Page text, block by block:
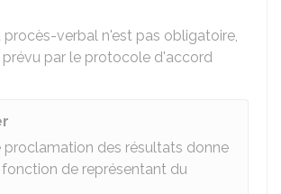
procès-verbal n'est pas obligatoire,
par le protocole d'accord
proclamation des résultats donne
fonction de représentant du